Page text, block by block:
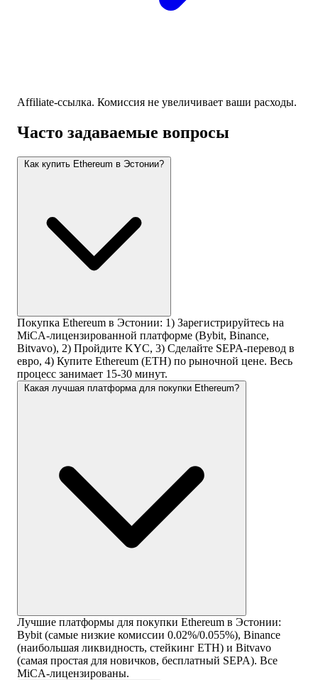
Affiliate-ссылка. Комиссия не увеличивает ваши расходы.
Часто задаваемые вопросы
Как купить Ethereum в Эстонии?
Покупка Ethereum в Эстонии: 1) Зарегистрируйтесь на
MiCA-лицензированной платформе (Bybit, Binance,
Bitvavo), 2) Пройдите KYC, 3) Сделайте SEPA-перевод в
евро, 4) Купите Ethereum (ETH) по рыночной цене. Весь
процесс занимает 15-30 минут.
Какая лучшая платформа для покупки Ethereum?
Лучшие платформы для покупки Ethereum в Эстонии:
Bybit (самые низкие комиссии 0.02%/0.055%), Binance
(наибольшая ликвидность, стейкинг ETH) и Bitvavo
(самая простая для новичков, бесплатный SEPA). Все
MiCA-лицензированы.